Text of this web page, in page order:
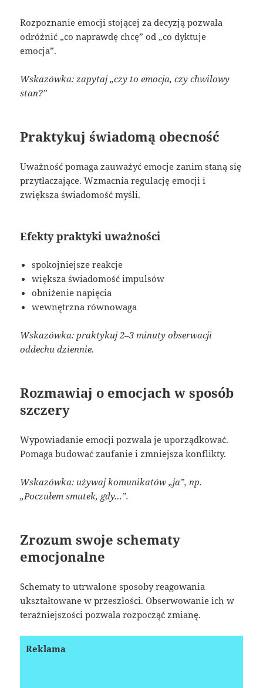
Rozpoznanie emocji stojącej za decyzją pozwala
odróżnić „co naprawdę chcę” od „co dyktuje
emocja”.
Wskazówka: zapytaj „czy to emocja, czy chwilowy
stan?”
Praktykuj świadomą obecność
Uważność pomaga zauważyć emocje zanim staną się
przytłaczające. Wzmacnia regulację emocji i
zwiększa świadomość myśli.
Efekty praktyki uważności
spokojniejsze reakcje
większa świadomość impulsów
obniżenie napięcia
wewnętrzna równowaga
Wskazówka: praktykuj 2–3 minuty obserwacji
oddechu dziennie.
Rozmawiaj o emocjach w sposób
szczery
Wypowiadanie emocji pozwala je uporządkować.
Pomaga budować zaufanie i zmniejsza konflikty.
Wskazówka: używaj komunikatów „ja”, np.
„Poczułem smutek, gdy…”.
Zrozum swoje schematy
emocjonalne
Schematy to utrwalone sposoby reagowania
ukształtowane w przeszłości. Obserwowanie ich w
teraźniejszości pozwala rozpocząć zmianę.
Reklama